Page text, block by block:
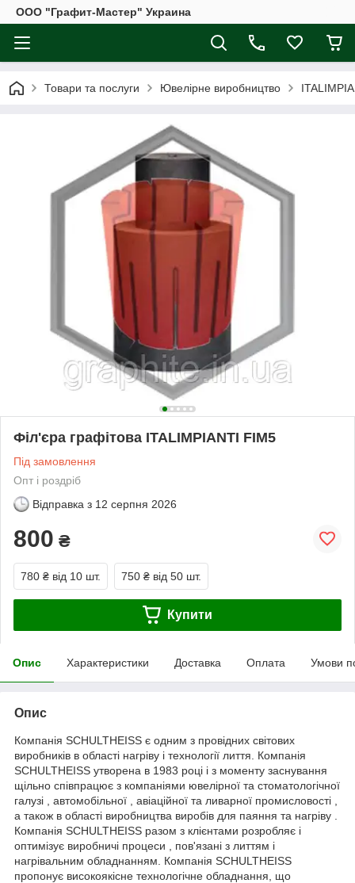
ООО "Графит-Мастер" Украина
Товари та послуги Ювелірне виробництво
Філ'єра графітова ITALIMPIANTI FIM5
Під замовлення
Опт і роздріб
Відправка з 12 серпня 2026
800 ₴
780 ₴ від 10 шт. 750 ₴ від 50 шт.
Купити
Опис Характеристики Доставка Оплата Умови
Опис
Компанія SCHULTHEISS є одним з провідних світових
виробників в області нагріву і технології лиття. Компанія
SCHULTHEISS утворена в 1983 році і з моменту заснування
щільно співпрацює з компаніями ювелірної та стоматологічної
галузі , автомобільної , авіаційної та ливарної промисловості ,
а також в області виробництва виробів для паяння та нагріву .
Компанія SCHULTHEISS разом з клієнтами розробляє і
оптимізує виробничі процеси , пов'язані з литтям і
нагрівальним обладнанням. Компанія SCHULTHEISS
пропонує високоякісне технологічне обладнання, що